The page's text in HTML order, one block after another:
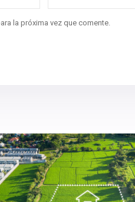
la próxima vez que comente.